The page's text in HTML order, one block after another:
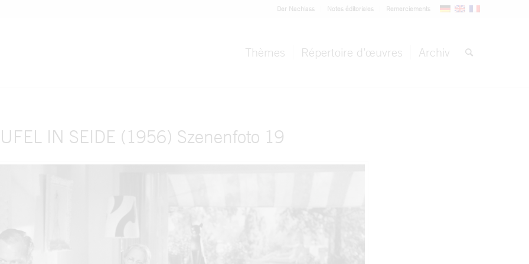
Der Nachlass Notes éditoriales Remerciements
Thèmes Répertoire d’œuvres Archiv
IN SEIDE (1956) Szenenfoto 19